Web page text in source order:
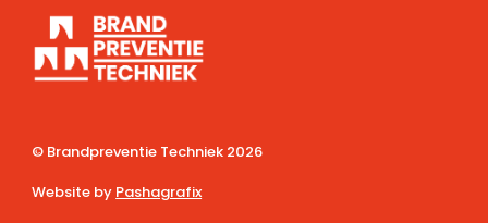
© Brandpreventie Techniek 2026
Website by Pashagrafix